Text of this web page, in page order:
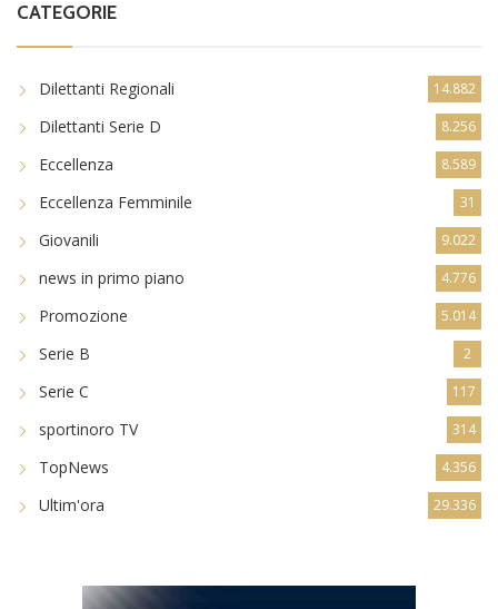
CATEGORIE
Dilettanti Regionali 14.882
Dilettanti Serie D 8.256
Eccellenza 8.589
Eccellenza Femminile 31
Giovanili 9.022
news in primo piano 4.776
Promozione 5.014
Serie B 2
Serie C 117
sportinoro TV 314
TopNews 4.356
Ultim'ora 29.336